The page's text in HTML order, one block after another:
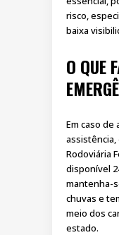
risco,
baixa
O QUE
Em caso
assistência,
Rodoviária
disponível
mantenha-
chuvas e
meio dos
estado.